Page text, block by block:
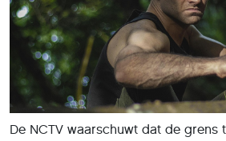
De NCTV waarschuwt dat de grens